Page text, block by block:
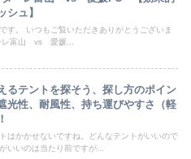
シュ】
す。 いつもご覧いただきありがとうございま
レ富山 vs 愛媛...
るテントを探そう、探し方のポイン
光性、耐風性、持ち運びやすさ（軽
はかかせないですね。どんなテントがいいので
いいのは当たり前ですが...